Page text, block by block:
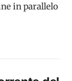
in parallelo